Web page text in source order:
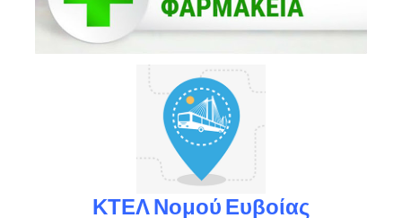
ΚΤΕΛ Νομού Ευβοίας